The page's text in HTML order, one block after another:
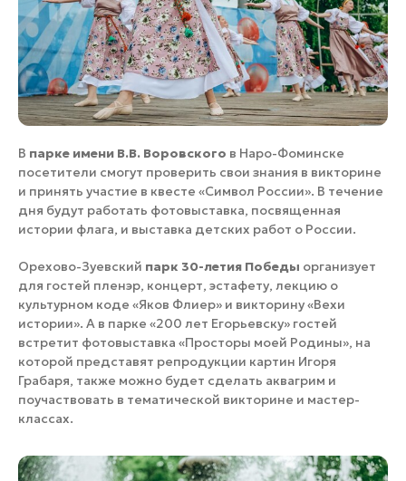
В парке имени В.В. Воровского в Наро-Фоминске
посетители смогут проверить свои знания в викторине
и принять участие в квесте «Символ России». В течение
дня будут работать фотовыставка, посвященная
истории флага, и выставка детских работ о России.
Орехово-Зуевский парк 30-летия Победы организует
для гостей пленэр, концерт, эстафету, лекцию о
культурном коде «Яков Флиер» и викторину «Вехи
истории». А в парке «200 лет Егорьевску» гостей
встретит фотовыставка «Просторы моей Родины», на
которой представят репродукции картин Игоря
Грабаря, также можно будет сделать аквагрим и
поучаствовать в тематической викторине и мастер-
классах.